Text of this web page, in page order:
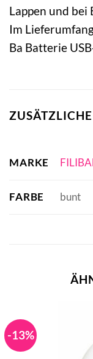
Lappen und bei
Im
Ba Batterie
MARKE
FARBE bunt
-13%